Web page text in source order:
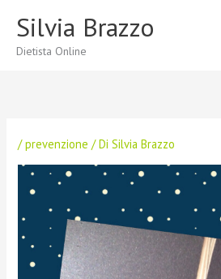
contenuto
Silvia Brazzo
Dietista Online
/prevenzione / DiSilvia Brazzo